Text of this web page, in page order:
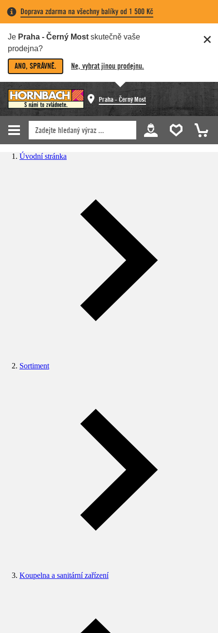
Doprava zdarma na všechny balíky od 1 500 Kč
Je Praha - Černý Most skutečně vaše
prodejna?
ANO, SPRÁVNĚ. Ne, vybrat jinou prodejnu.
Praha - Černý Most
Úvodní stránka
Sortiment
Koupelna a sanitární zařízení